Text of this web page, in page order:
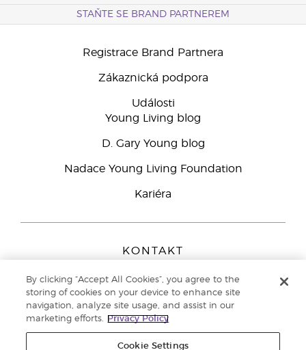
STAŇTE SE BRAND PARTNEREM
Registrace Brand Partnera
Zákaznická podpora
Události
Young Living blog
D. Gary Young blog
Nadace Young Living Foundation
Kariéra
KONTAKT
Peizerweg 97
9727 AJ Groningen
Netherlands
Zákaznická podpora800 144 066
By clicking “Accept All Cookies”, you agree to the
storing of cookies on your device to enhance site
navigation, analyze site usage, and assist in our
marketing efforts.
Privacy Policy
Cookie Settings